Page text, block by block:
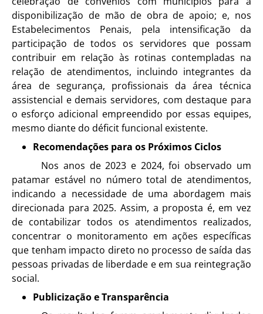
disponibilização de mão de obra de apoio; e, nos
Estabelecimentos Penais, pela intensificação da
participação de todos os servidores que possam
contribuir em relação às rotinas contempladas na
relação de atendimentos, incluindo integrantes da
área de segurança, profissionais da área técnica
assistencial e demais servidores, com destaque para
o esforço adicional empreendido por essas equipes,
mesmo diante do déficit funcional existente.
Recomendações para os Próximos Ciclos
Nos anos de 2023 e 2024, foi observado um
patamar estável no número total de atendimentos,
indicando a necessidade de uma abordagem mais
direcionada para 2025. Assim, a proposta é, em vez
de contabilizar todos os atendimentos realizados,
concentrar o monitoramento em ações específicas
que tenham impacto direto no processo de saída das
pessoas privadas de liberdade e em sua reintegração
social.
Publicização e Transparência